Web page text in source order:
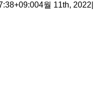
4월 11th, 2022